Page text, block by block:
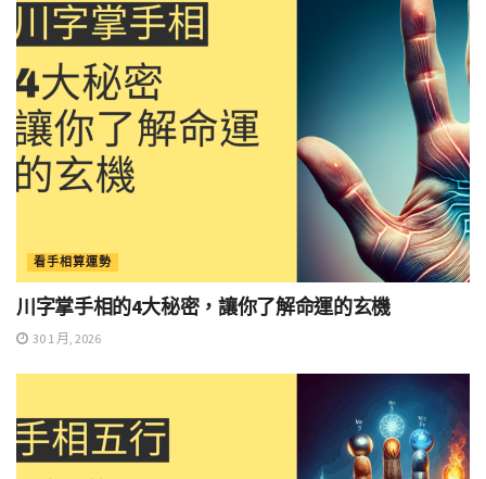
看手相算運勢
川字掌手相的4大秘密，讓你了解命運的玄機
30 1 月, 2026